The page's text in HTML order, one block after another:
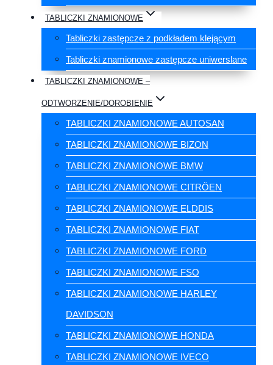
TABLICZKI ZNAMIONOWE
Tabliczki zastępcze z podkładem klejącym
Tabliczki znamionowe zastępcze uniwerslane
TABLICZKI ZNAMIONOWE –
ODTWORZENIE/DOROBIENIE
TABLICZKI ZNAMIONOWE AUTOSAN
TABLICZKI ZNAMIONOWE BIZON
TABLICZKI ZNAMIONOWE BMW
TABLICZKI ZNAMIONOWE CITRÖEN
TABLICZKI ZNAMIONOWE ELDDIS
TABLICZKI ZNAMIONOWE FIAT
TABLICZKI ZNAMIONOWE FORD
TABLICZKI ZNAMIONOWE FSO
TABLICZKI ZNAMIONOWE HARLEY
DAVIDSON
TABLICZKI ZNAMIONOWE HONDA
TABLICZKI ZNAMIONOWE IVECO